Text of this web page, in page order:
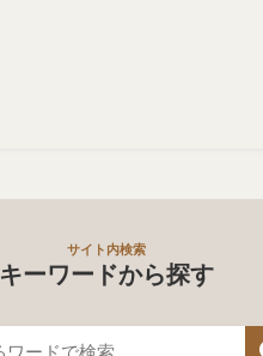
サイト内検索
キーワードから探す